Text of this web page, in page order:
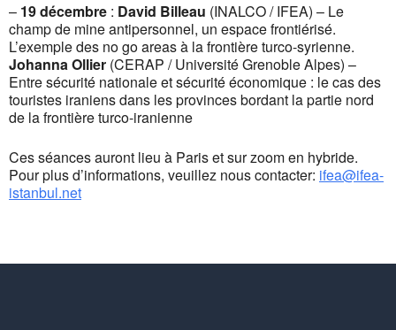
– 19 décembre : David Billeau (INALCO / IFEA) – Le
champ de mine antipersonnel, un espace frontiérisé.
L’exemple des no go areas à la frontière turco-syrienne.
Johanna Ollier (CERAP / Université Grenoble Alpes) –
Entre sécurité nationale et sécurité économique : le cas des
touristes iraniens dans les provinces bordant la partie nord
de la frontière turco-iranienne
Ces séances auront lieu à Paris et sur zoom en hybride.
Pour plus d’informations, veuillez nous contacter: ifea@ifea-
istanbul.net